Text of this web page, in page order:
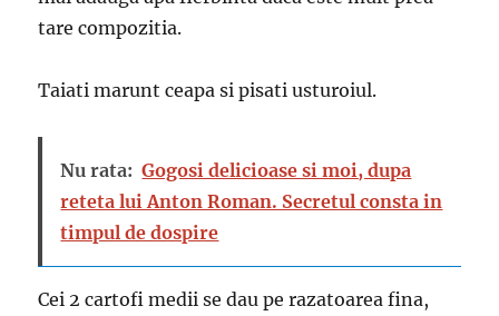
tare compozitia.
Taiati marunt ceapa si pisati usturoiul.
Nu rata: Gogosi delicioase si moi, dupa
reteta lui Anton Roman. Secretul consta in
timpul de dospire
Cei 2 cartofi medii se dau pe razatoarea fina,